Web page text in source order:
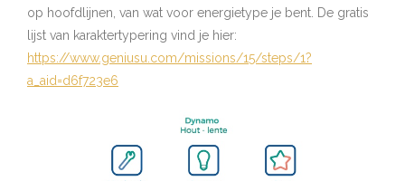
op hoofdlijnen, van wat voor energietype je bent. De gratis
lijst van karaktertypering vind je hier:
https://www.geniusu.com/missions/15/steps/1?
a_aid=d6f723e6